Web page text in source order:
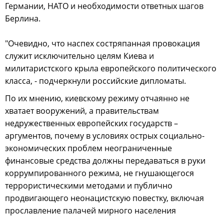
Германии, НАТО и необходимости ответных шагов
Берлина.
"Очевидно, что наспех состряпанная провокация
служит исключительно целям Киева и
милитаристского крыла европейского политического
класса, - подчеркнули российские дипломаты.
По их мнению, киевскому режиму отчаянно не
хватает вооружений, а правительствам
недружественных европейских государств –
аргументов, почему в условиях острых социально-
экономических проблем неограниченные
финансовые средства должны передаваться в руки
коррумпированного режима, не гнушающегося
террористическими методами и публично
продвигающего неонацистскую повестку, включая
прославление палачей мирного населения